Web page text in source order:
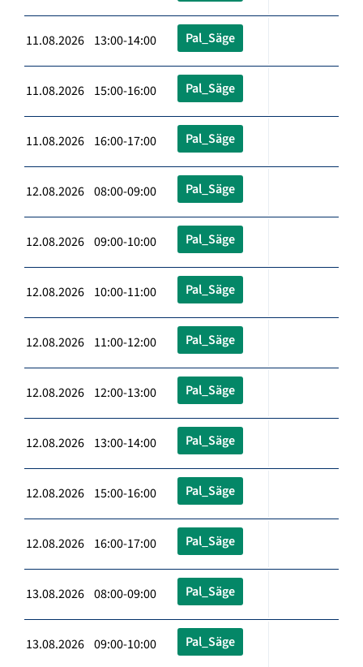
11.08.2026 13:00-14:00 Pal_Säge
11.08.2026 15:00-16:00 Pal_Säge
11.08.2026 16:00-17:00 Pal_Säge
12.08.2026 08:00-09:00 Pal_Säge
12.08.2026 09:00-10:00 Pal_Säge
12.08.2026 10:00-11:00 Pal_Säge
12.08.2026 11:00-12:00 Pal_Säge
12.08.2026 12:00-13:00 Pal_Säge
12.08.2026 13:00-14:00 Pal_Säge
12.08.2026 15:00-16:00 Pal_Säge
12.08.2026 16:00-17:00 Pal_Säge
13.08.2026 08:00-09:00 Pal_Säge
13.08.2026 09:00-10:00 Pal_Säge